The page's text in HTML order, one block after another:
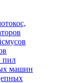
пил
машин